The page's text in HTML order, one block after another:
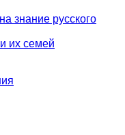
знание русского
их семей